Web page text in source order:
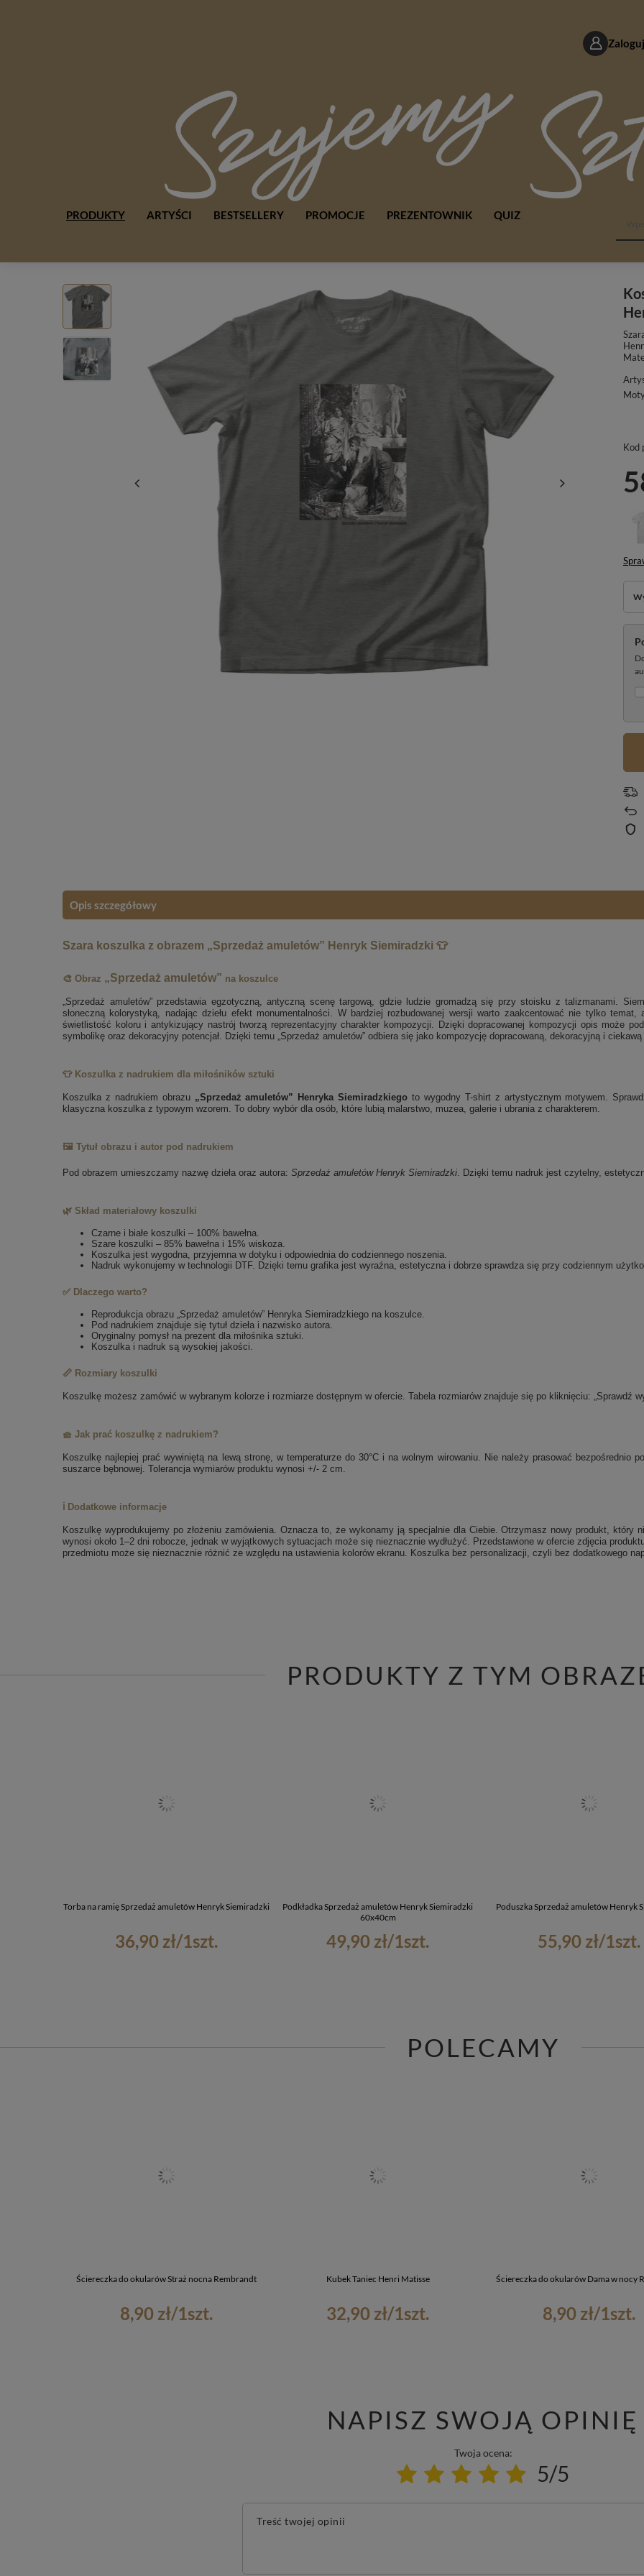
PRODUKTY ARTYŚCI BESTSELLERY PROMOCJE PREZENTOWNIK QUIZ
Kod
Opis szczegółowy
Szara koszulka z obrazem „Sprzedaż amuletów” Henryk Siemiradzki 👕
🎨 Obraz „Sprzedaż amuletów” na koszulce
„Sprzedaż amuletów” przedstawia egzotyczną, antyczną scenę targową, gdzie ludzie gromadzą się przy stoisku z talizmanami.
słoneczną kolorystyką, nadając dziełu efekt monumentalności. W bardziej rozbudowanej wersji warto zaakcentować nie tylko
świetlistość koloru i antykizujący nastrój tworzą reprezentacyjny charakter kompozycji. Dzięki dopracowanej kompozycji opis może
symbolikę oraz dekoracyjny potencjał. Dzięki temu „Sprzedaż amuletów” odbiera się jako kompozycję dopracowaną, dekoracyjną i
👕 Koszulka z nadrukiem dla miłośników sztuki
Koszulka z nadrukiem obrazu „Sprzedaż amuletów” Henryka Siemiradzkiego to wygodny T-shirt z artystycznym motywem.
klasyczna koszulka z typowym wzorem. To dobry wybór dla osób, które lubią malarstwo, muzea, galerie i ubrania z charakterem.
🖼️ Tytuł obrazu i autor pod nadrukiem
Pod obrazem umieszczamy nazwę dzieła oraz autora: Sprzedaż amuletów Henryk Siemiradzki . Dzięki temu nadruk jest czytelny,
🌿 Skład materiałowy koszulki
Czarne i białe koszulki – 100% bawełna.
Szare koszulki – 85% bawełna i 15% wiskoza.
Koszulka jest wygodna, przyjemna w dotyku i odpowiednia do codziennego noszenia.
Nadruk wykonujemy w technologii DTF. Dzięki temu grafika jest wyraźna, estetyczna i dobrze sprawdza się przy codziennym
✅ Dlaczego warto?
Reprodukcja obrazu „Sprzedaż amuletów” Henryka Siemiradzkiego na koszulce.
Pod nadrukiem znajduje się tytuł dzieła i nazwisko autora.
Oryginalny pomysł na prezent dla miłośnika sztuki.
Koszulka i nadruk są wysokiej jakości.
📏 Rozmiary koszulki
Koszulkę możesz zamówić w wybranym kolorze i rozmiarze dostępnym w ofercie. Tabela rozmiarów znajduje się po kliknięciu: „Sprawdź
🧺 Jak prać koszulkę z nadrukiem?
Koszulkę najlepiej prać wywiniętą na lewą stronę, w temperaturze do 30°C i na wolnym wirowaniu. Nie należy prasować bezpośrednio
suszarce bębnowej. Tolerancja wymiarów produktu wynosi +/- 2 cm.
ℹ️ Dodatkowe informacje
Koszulkę wyprodukujemy po złożeniu zamówienia. Oznacza to, że wykonamy ją specjalnie dla Ciebie. Otrzymasz nowy produkt, który
wynosi około 1–2 dni robocze, jednak w wyjątkowych sytuacjach może się nieznacznie wydłużyć. Przedstawione w ofercie zdjęcia
przedmiotu może się nieznacznie różnić ze względu na ustawienia kolorów ekranu. Koszulka bez personalizacji, czyli bez dodatkowego
PRODUKTY Z TYM
Torba na ramię Sprzedaż amuletów Henryk Siemiradzki
36,90 zł/1szt.
Podkładka Sprzedaż amuletów Henryk Siemiradzki
60x40cm
49,90 zł/1szt.
Poduszka Sprzedaż amuletów Henryk
55,90 zł/1szt.
POLECAMY
Ściereczka do okularów Straż nocna Rembrandt
8,90 zł/1szt.
Kubek Taniec Henri Matisse
32,90 zł/1szt.
Ściereczka do okularów Dama w nocy
8,90 zł/1szt.
NAPISZ SWOJĄ OPINIĘ
Twoja ocena:
5/5
Treść twojej opinii